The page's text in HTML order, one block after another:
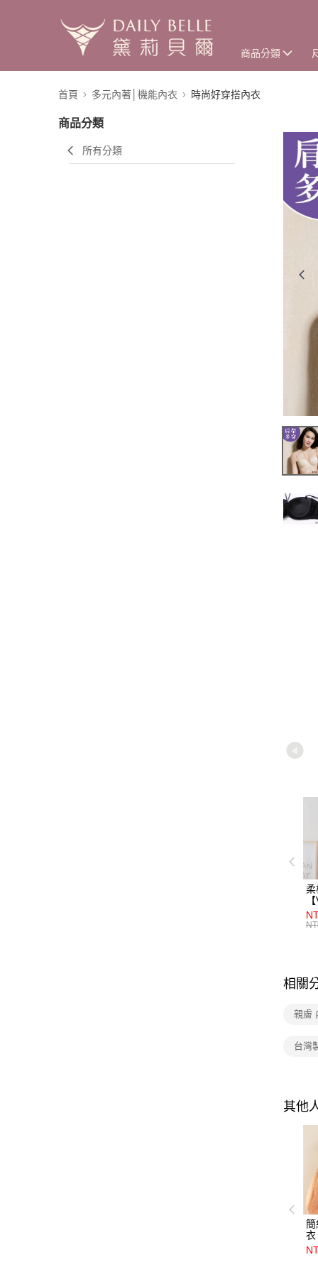
商品分類
首頁 多元內著│機能內衣 時尚好穿搭內衣
商品分類
所有分類
柔
相關
親膚
台灣
其他
簡
衣